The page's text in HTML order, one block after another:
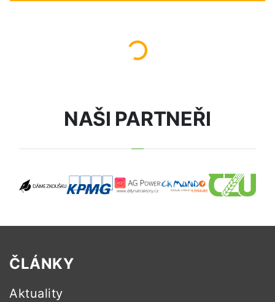
Načítám...
NAŠI PARTNEŘI
ČLÁNKY
Aktuality